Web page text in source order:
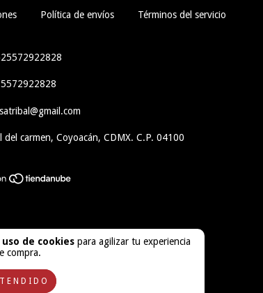
de cookies para agilizar tu experiencia
compra.
Política de envíos Términos del servicio
5572922828
carmen, Coyoacán, CDMX. C.P. 04100